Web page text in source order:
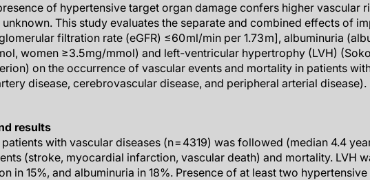
of hypertensive target organ damage confers higher vascular
unknown. This study evaluates the separate and combined effects of
filtration rate (eGFR) ≤60 ml/min per 1.73 m], albuminuria
women ≥3.5 mg/mmol) and left-ventricular hypertrophy (LVH)
on the occurrence of vascular events and mortality in patients
disease, cerebrovascular disease, and peripheral arterial disease).
results
with vascular diseases (n = 4319) was followed (median 4.4
(stroke, myocardial infarction, vascular death) and mortality. LVH
in 15%, and albuminuria in 18%. Presence of at least two